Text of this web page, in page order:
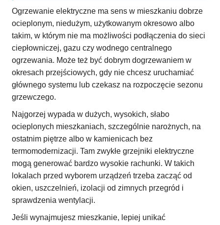
Ogrzewanie elektryczne ma sens w mieszkaniu dobrze
ocieplonym, niedużym, użytkowanym okresowo albo
takim, w którym nie ma możliwości podłączenia do sieci
ciepłowniczej, gazu czy wodnego centralnego
ogrzewania. Może też być dobrym dogrzewaniem w
okresach przejściowych, gdy nie chcesz uruchamiać
głównego systemu lub czekasz na rozpoczęcie sezonu
grzewczego.
Najgorzej wypada w dużych, wysokich, słabo
ocieplonych mieszkaniach, szczególnie narożnych, na
ostatnim piętrze albo w kamienicach bez
termomodernizacji. Tam zwykłe grzejniki elektryczne
mogą generować bardzo wysokie rachunki. W takich
lokalach przed wyborem urządzeń trzeba zacząć od
okien, uszczelnień, izolacji od zimnych przegród i
sprawdzenia wentylacji.
Jeśli wynajmujesz mieszkanie, lepiej unikać